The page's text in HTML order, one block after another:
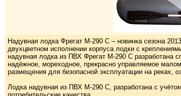
Надувная лодка Фрегат М-290 С – новинка сезона
двухцветном исполнении корпуса лодки с
надувная лодка из ПВХ Фрегат М-290 С разработана
надёжное, мореходное, прекрасно управляемое
размещения для безопасной эксплуатации на реках,
Лодка надувная из ПВХ М-290 С, разработана с